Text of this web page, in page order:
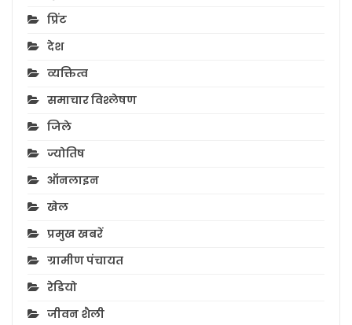
प्रिंट
देश
व्यक्तित्व
समाचार विश्लेषण
जिले
ज्योतिष
ऑनलाइन
खेल
प्रमुख खबरें
ग्रामीण पंचायत
रेडियो
जीवन शैली